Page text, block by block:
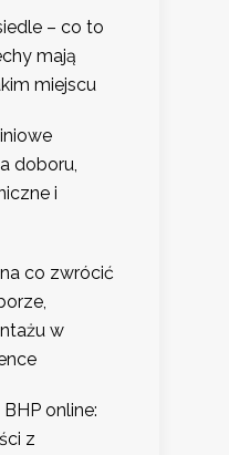
– co to
mają
miejscu
doboru,
i
co zwrócić
w
online:
z